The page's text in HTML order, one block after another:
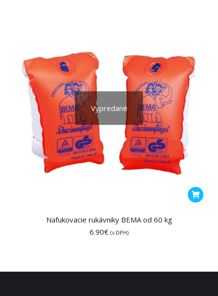
Vypredané
Nafukovacie rukávniky BEMA od 60 kg
6.90€ (s DPH)